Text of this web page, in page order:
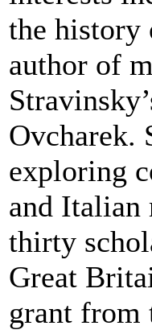
the history
author of
Ovcharek.
exploring
and Italian
thirty
Great
grant from